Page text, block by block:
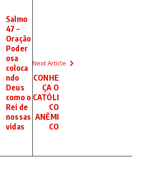
Salmo
47 –
Oração
Poder
osa
coloca
ndo
Deus
como o
Rei de
nossas
vidas
Next Article
CONHE
ÇA O
CATÓLI
CO
ANÊMI
CO